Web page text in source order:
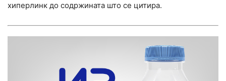
хиперлинк до содржината што се цитира.